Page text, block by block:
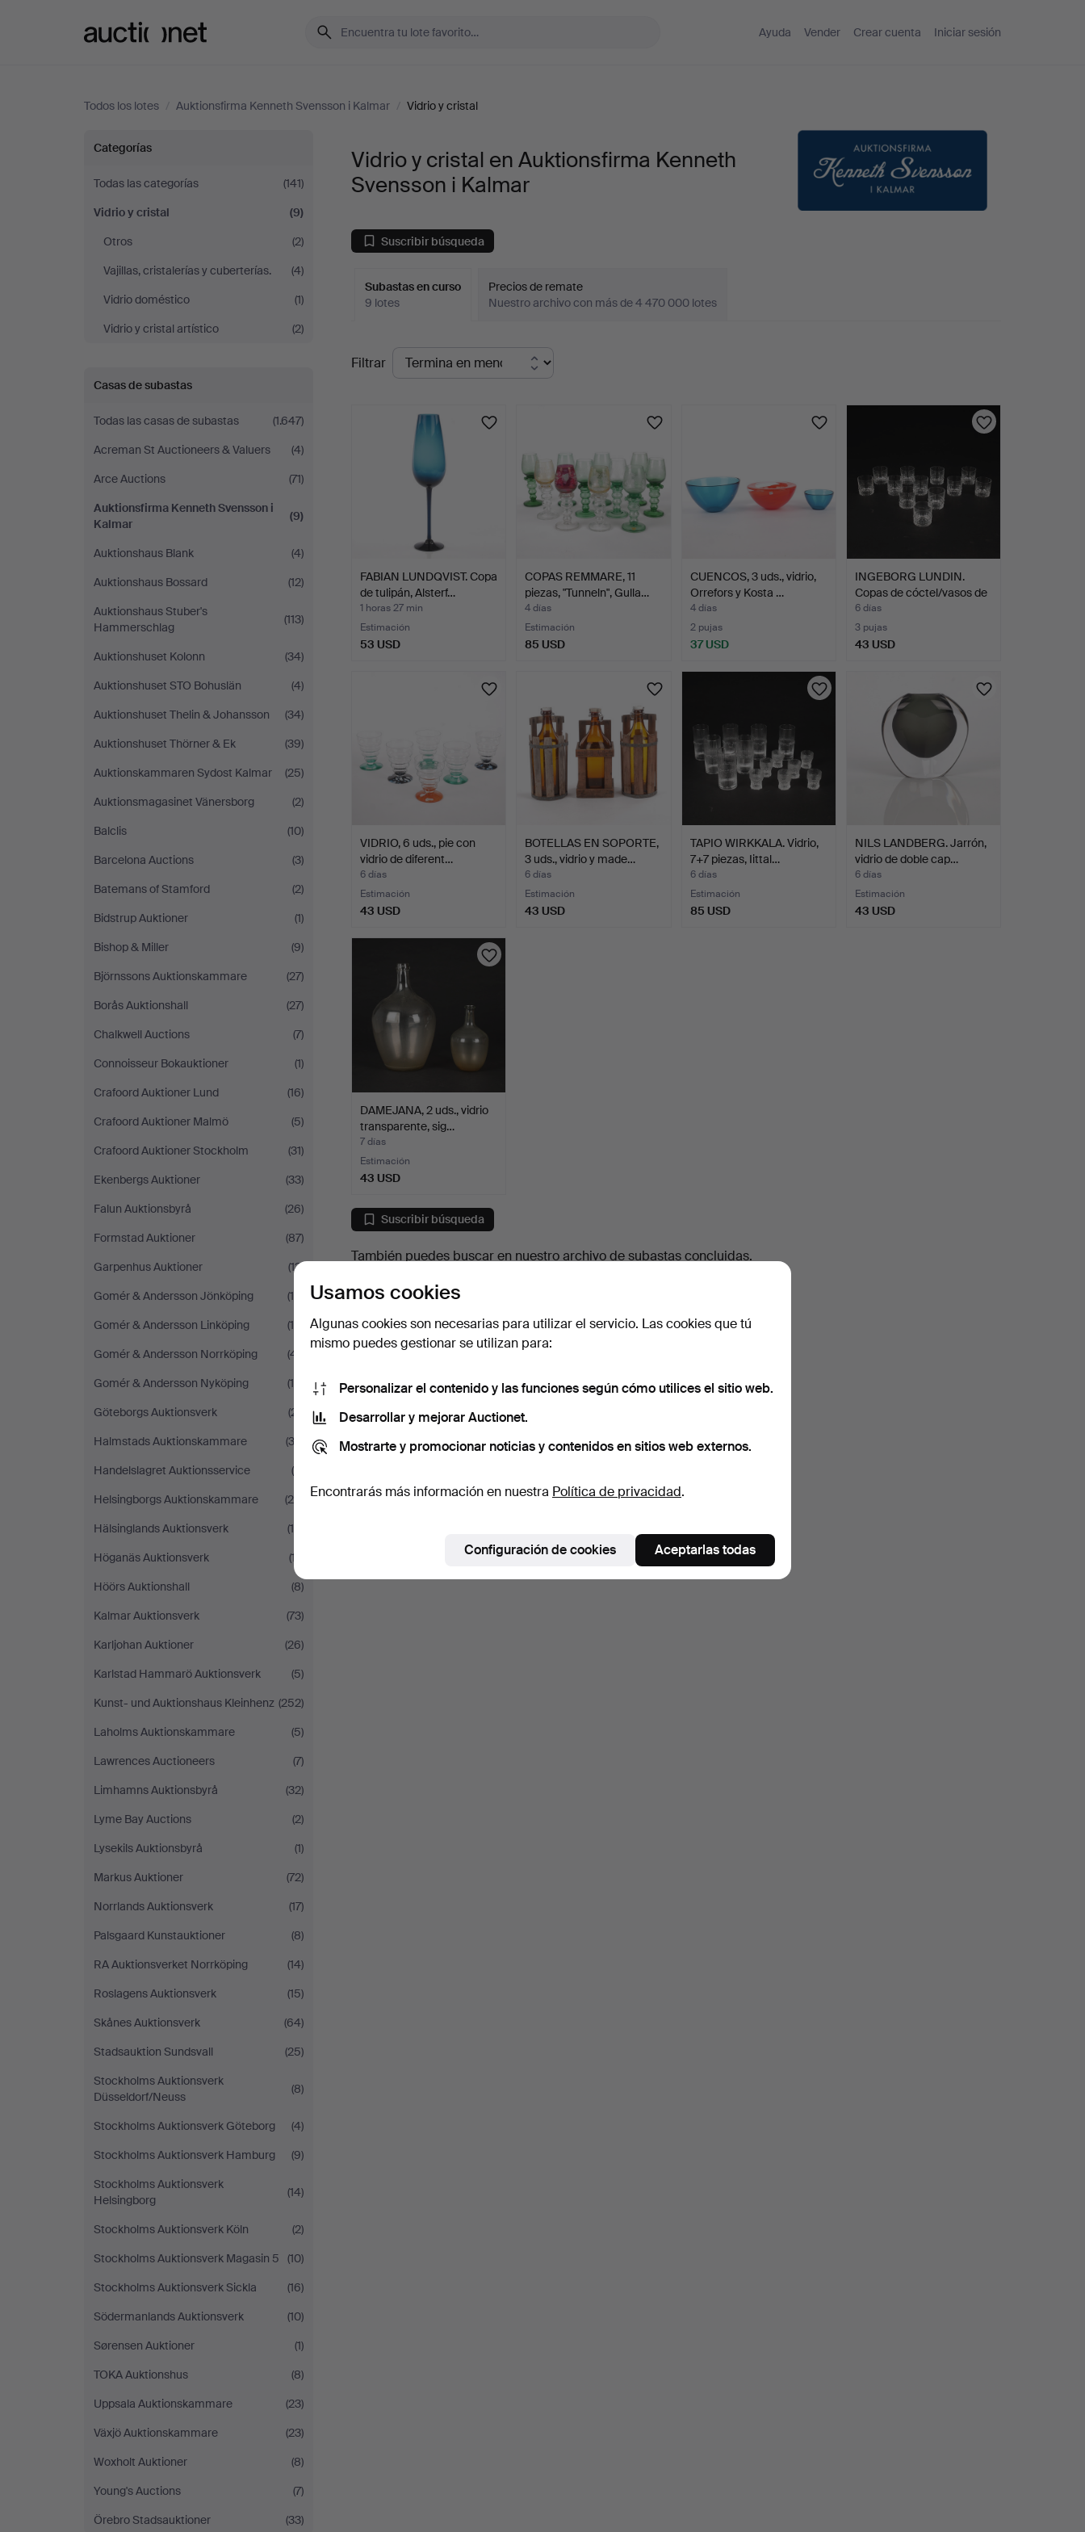
Ayuda Vender Crear cuenta Iniciar sesión
Todos los lotes / Auktionsfirma Kenneth Svensson i Kalmar / Vidrio y cristal
Vidrio
y
cristal
en
Auktionsfirma
Kenneth
Svensson
Kalmar
Categorías
Todas las categorías
(141)
Vidrio y cristal
(9)
Otros
(2)
Vajillas, cristalerías y cuberterías.
(4)
Vidrio doméstico
(1)
Vidrio y cristal artístico
(2)
Casas de subastas
Todas las casas de subastas
(1.647)
Acreman St Auctioneers & Valuers
(4)
Arce Auctions
(71)
Auktionsfirma Kenneth Svensson i
Kalmar
(9)
Auktionshaus Blank
(4)
Auktionshaus Bossard
(12)
Auktionshaus Stuber's
Hammerschlag
(113)
Auktionshuset Kolonn
(34)
Auktionshuset STO Bohuslän
(4)
Auktionshuset Thelin & Johansson
(34)
Auktionshuset Thörner & Ek
(39)
Auktionskammaren Sydost Kalmar
(25)
Auktionsmagasinet Vänersborg
(2)
Balclis
(10)
Barcelona Auctions
(3)
Batemans of Stamford
(2)
Bidstrup Auktioner
(1)
Bishop & Miller
(9)
Björnssons Auktionskammare
(27)
Borås Auktionshall
(27)
Chalkwell Auctions
(7)
Connoisseur Bokauktioner
(1)
Crafoord Auktioner Lund
(16)
Crafoord Auktioner Malmö
(5)
Crafoord Auktioner Stockholm
(31)
Ekenbergs Auktioner
(33)
Falun Auktionsbyrå
(26)
Formstad Auktioner
(87)
Garpenhus Auktioner
(13)
Gomér & Andersson Jönköping
(14)
Gomér & Andersson Linköping
(10)
Gomér & Andersson Norrköping
(41)
Gomér & Andersson Nyköping
(18)
Göteborgs Auktionsverk
(21)
Halmstads Auktionskammare
(32)
Handelslagret Auktionsservice
(5)
Helsingborgs Auktionskammare
(28)
Hälsinglands Auktionsverk
(10)
Höganäs Auktionsverk
(17)
Höörs Auktionshall
(8)
Kalmar Auktionsverk
(73)
Karljohan Auktioner
(26)
Karlstad Hammarö Auktionsverk
(5)
Kunst- und Auktionshaus Kleinhenz (252)
Laholms Auktionskammare
(5)
Lawrences Auctioneers
(7)
Limhamns Auktionsbyrå
(32)
Lyme Bay Auctions
(2)
Lysekils Auktionsbyrå
(1)
Markus Auktioner
(72)
Norrlands Auktionsverk
(17)
Palsgaard Kunstauktioner
(8)
RA Auktionsverket Norrköping
(14)
Roslagens Auktionsverk
(15)
Skånes Auktionsverk
(64)
Stadsauktion Sundsvall
(25)
Stockholms Auktionsverk
Düsseldorf/Neuss
(8)
Stockholms Auktionsverk Göteborg
(4)
Stockholms Auktionsverk Hamburg
(9)
Stockholms Auktionsverk
Helsingborg
(14)
Stockholms Auktionsverk Köln
(2)
Stockholms Auktionsverk Magasin 5
(10)
Stockholms Auktionsverk Sickla
(16)
Södermanlands Auktionsverk
(10)
Sørensen Auktioner
(1)
TOKA Auktionshus
(8)
Uppsala Auktionskammare
(23)
Växjö Auktionskammare
(23)
Woxholt Auktioner
(8)
Young's Auctions
(7)
Örebro Stadsauktioner
(33)
Vidrio y cristal en Auktionsfirma Kenneth
Svensson i Kalmar
Suscribir búsqueda
Subastas en curso
9 lotes
Precios de remate
Nuestro archivo con más de 4 470 000 lotes
Subastas
en
Filtrar
FABIAN LUNDQVIST. Copa
de tulipán, Alsterf…
1 horas 27 min
Estimación
53 USD
COPAS REMMARE, 11
piezas, "Tunneln", Gulla…
4 días
Estimación
85 USD
CUENCOS, 3 uds., vidrio,
Orrefors y Kosta …
4 días
2 pujas
37 USD
INGEBORG LUNDIN.
Copas de cóctel/vasos de
…
6 días
3 pujas
43 USD
VIDRIO, 6 uds., pie con
vidrio de diferent…
6 días
Estimación
43 USD
BOTELLAS EN SOPORTE,
3 uds., vidrio y made…
6 días
Estimación
43 USD
TAPIO WIRKKALA. Vidrio,
7+7 piezas, Iittal…
6 días
Estimación
85 USD
NILS LANDBERG. Jarrón,
vidrio de doble cap…
6 días
Estimación
43 USD
DAMEJANA, 2 uds., vidrio
transparente, sig…
7 días
Estimación
43 USD
Suscribir búsqueda
También puedes buscar en nuestro archivo de subastas concluidas.
Usamos cookies
Algunas cookies son necesarias para utilizar el servicio. Las cookies que tú
mismo puedes gestionar se utilizan para:
Personalizar el contenido y las funciones según cómo utilices el sitio web.
Desarrollar y mejorar Auctionet.
Mostrarte y promocionar noticias y contenidos en sitios web externos.
Encontrarás más información en nuestra Política de privacidad.
Configuración de cookies Aceptarlas todas